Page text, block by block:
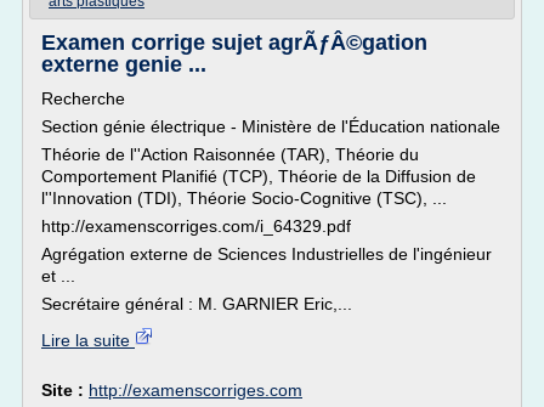
Examen corrige sujet agrÃƒÂ©gation
externe genie ...
Recherche
Section génie électrique - Ministère de l'Éducation nationale
Théorie de l''Action Raisonnée (TAR), Théorie du
Comportement Planifié (TCP), Théorie de la Diffusion de
l''Innovation (TDI), Théorie Socio-Cognitive (TSC), ...
http://examenscorriges.com/i_64329.pdf
Agrégation externe de Sciences Industrielles de l'ingénieur
et ...
Secrétaire général : M. GARNIER Eric,...
Lire la suite
Site : http://examenscorriges.com